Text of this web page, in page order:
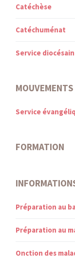
Catéchèse
Catéchuménat
Service
Service
FORMATION
Préparation au
Préparation au
Onction des